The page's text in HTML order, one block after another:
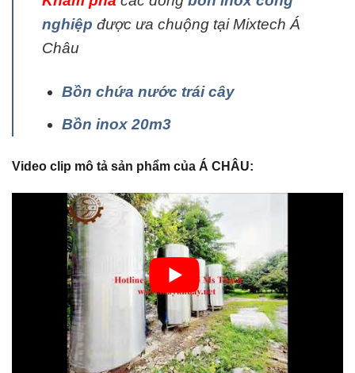
nghiệp được ưa chuộng tại Mixtech Á
Châu
Bồn chứa nước trái cây
Bồn inox 20m3
Video clip mô tả sản phẩm của Á CHÂU: